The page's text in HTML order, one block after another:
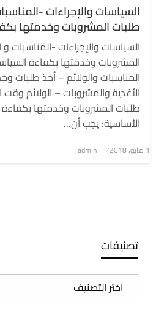
السياسات والإجراءات -
طلبات المشروبات وخدمتها
السياسات والإجراءات -المناسبات
المشروبات وخدمتها بكفاءة
المناسبات والولائم – أخذ طلبات
طلبات المشروبات وخدمتها بكفاءة
الأساسية: يجب أن…
نُشر1 مايو، 2018 admin
تصنيفات
تصنيفات